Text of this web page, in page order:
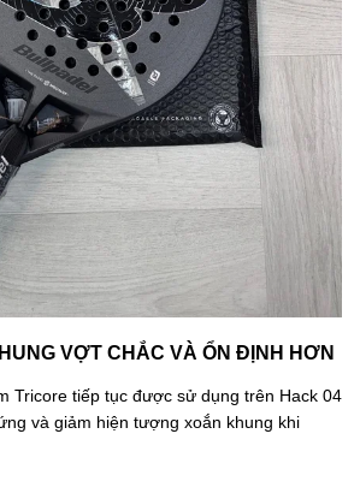
VỢT CHẮC VÀ ỔN ĐỊNH HƠN
Tricore tiếp tục được sử dụng trên Hack 04
và giảm hiện tượng xoắn khung khi